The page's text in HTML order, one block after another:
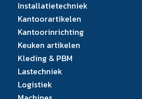
Installatietechniek
Kantoorartikelen
Kantoorinrichting
Keuken artikelen
Kleding & PBM
Lastechniek
Logistiek